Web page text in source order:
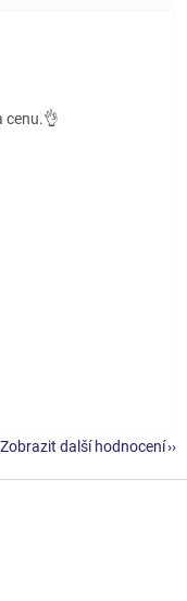
hvězdiček.
cenu.👌
hvězdiček.
hvězdiček.
hvězdiček.
Zobrazit další hodnocení